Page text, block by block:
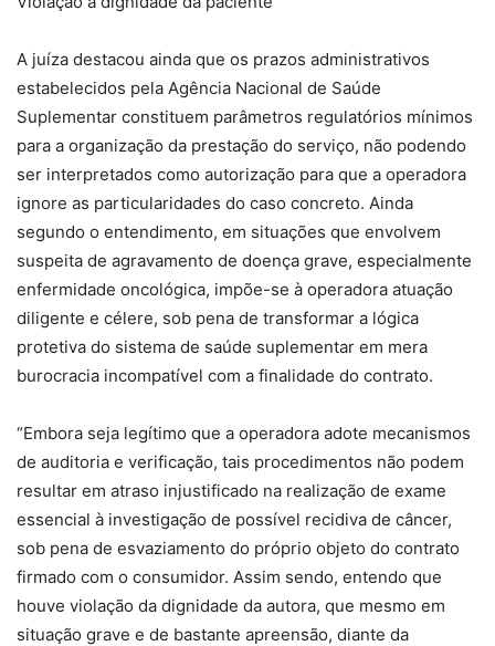
A juíza destacou ainda que os prazos administrativos
estabelecidos pela Agência Nacional de Saúde
Suplementar constituem parâmetros regulatórios mínimos
para a organização da prestação do serviço, não podendo
ser interpretados como autorização para que a operadora
ignore as particularidades do caso concreto. Ainda
segundo o entendimento, em situações que envolvem
suspeita de agravamento de doença grave, especialmente
enfermidade oncológica, impõe-se à operadora atuação
diligente e célere, sob pena de transformar a lógica
protetiva do sistema de saúde suplementar em mera
burocracia incompatível com a finalidade do contrato.
“Embora seja legítimo que a operadora adote mecanismos
de auditoria e verificação, tais procedimentos não podem
resultar em atraso injustificado na realização de exame
essencial à investigação de possível recidiva de câncer,
sob pena de esvaziamento do próprio objeto do contrato
firmado com o consumidor. Assim sendo, entendo que
houve violação da dignidade da autora, que mesmo em
situação grave e de bastante apreensão, diante da